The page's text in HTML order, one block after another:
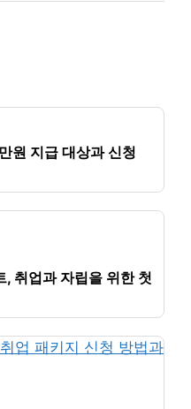
원 지급 대상과 신청
취업과 자립을 위한 첫